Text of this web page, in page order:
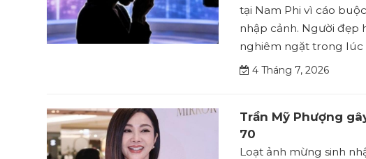
tại Nam Phi vì cáo
nhập cảnh. Người đẹp
nghiêm ngặt trong lúc
4 Tháng 7, 2026
Trần Mỹ Phượng
70
Loạt ảnh mừng sinh